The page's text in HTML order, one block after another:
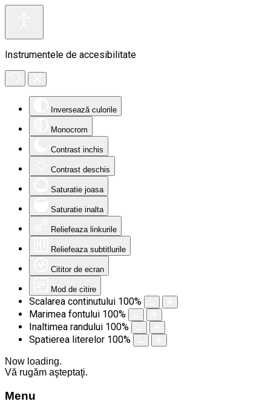
Instrumentele de accesibilitate
Inversează culorile
Monocrom
Contrast inchis
Contrast deschis
Saturatie joasa
Saturatie inalta
Reliefeaza linkurile
Reliefeaza subtitlurile
Cititor de ecran
Mod de citire
Scalarea continutului 100%
Marimea fontului 100%
Inaltimea randului 100%
Spatierea literelor 100%
Now loading.
Vă rugăm aşteptaţi.
Menu